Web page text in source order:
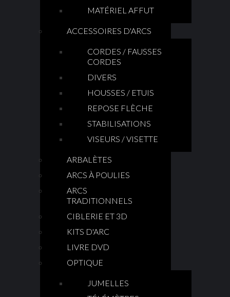
MATÉRIEL AFFUT
ACCESSOIRES D'ARCS
CORDES / FAUSSES
CORDES
DIVERS
HOUSSES / ETUIS
REPOSE FLÈCHE
STABILISATIONS
VISEURS / VISETTE
ARBALÈTES
ARCS À POULIES
ARCS
TRADITIONNELS
CIBLERIE ET 3D
KITS D'ARC
LIVRE DVD
OPTIQUE
JUMELLES